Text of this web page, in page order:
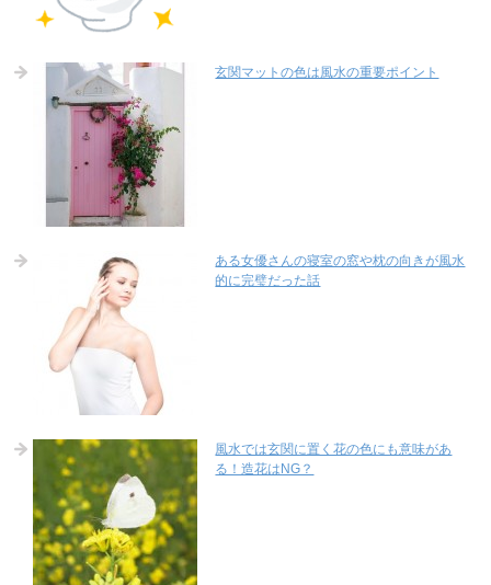
玄関マットの色は風水の重要ポイント
ある女優さんの寝室の窓や枕の向きが風水
的に完璧だった話
風水では玄関に置く花の色にも意味があ
る！造花はNG？